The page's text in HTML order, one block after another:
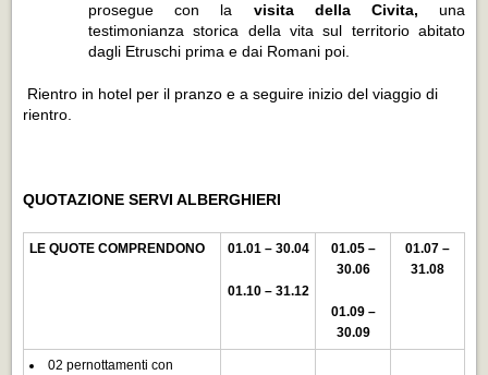
prosegue con la visita della Civita, una
testimonianza storica della vita sul territorio abitato
dagli Etruschi prima e dai Romani poi.
Rientro in hotel per il pranzo e a seguire inizio del viaggio di
rientro.
QUOTAZIONE SERVI ALBERGHIERI
LE QUOTE COMPRENDONO 01.01 – 30.04
01.10 – 31.12
01.05 –
30.06
01.09 –
30.09
01.07 –
31.08
02 pernottamenti con